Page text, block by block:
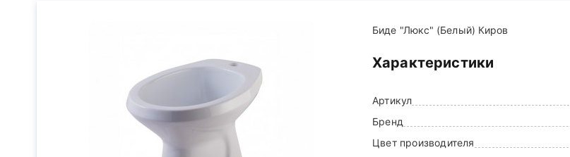
Биде "Люкс" (Белый) Киров
Характеристики
Артикул
Бренд
Цвет производителя